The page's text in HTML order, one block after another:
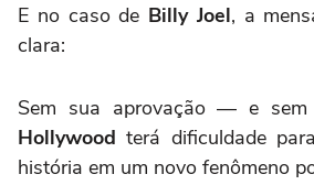
E no caso de Billy Joel, a
clara:
Sem sua aprovação — e
Hollywoodterá dificuldade
história em um novo fenômeno